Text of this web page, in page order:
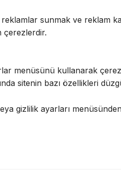
reklamlar sunmak ve reklam
çerezlerdir.
menüsünü kullanarak
sitenin bazı özellikleri
gizlilik ayarları